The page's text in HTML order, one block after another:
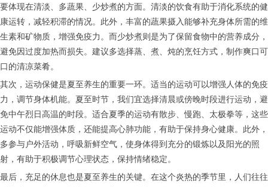
要体现在清淡、多蔬果、少炒煮的方面。清淡的饮食有助于消化系统的健
康运转，减轻积滞的情况。此外，丰富的蔬果摄入能够补充身体所需的维
生素和矿物质，增强免疫力。而少炒煮则是为了保留食物中的营养成分，
避免因过度加热而损失。建议多选择蒸、煮、炖的烹饪方式，制作爽口可
口的清凉菜肴。
其次，运动保健是夏至养生的重要一环。适当的运动可以增强人体的免疫
力，调节身体机能。夏至时节，我们宜选择清晨或傍晚时段进行运动，避
免中午烈日高温的时段。适合夏季的运动有散步、慢跑、太极拳等，这些
运动不仅能增强体质，还能提高心肺功能，有助于保持身心健康。此外，
多参与户外活动，呼吸新鲜空气，使身体得到充分的锻炼以及阳光的照
射，有助于积极调节心理状态，保持情绪稳定。
最后，充足的休息也是夏至养生的关键。在这个炎热的季节里，人们往往